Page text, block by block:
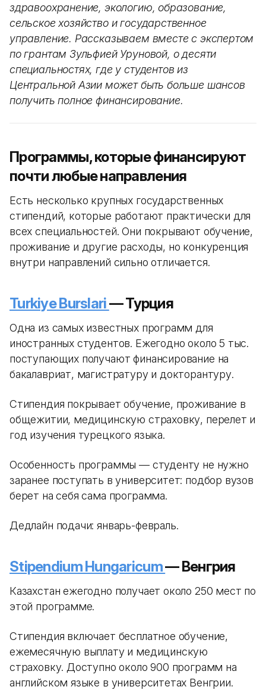
здравоохранение, экологию, образование,
сельское хозяйство и государственное
управление. Рассказываем вместе с экспертом
по грантам Зульфией Уруновой, о десяти
специальностях, где у студентов из
Центральной Азии может быть больше шансов
получить полное финансирование.
Программы, которые финансируют
почти любые направления
Есть несколько крупных государственных
стипендий, которые работают практически для
всех специальностей. Они покрывают обучение,
проживание и другие расходы, но конкуренция
внутри направлений сильно отличается.
Turkiye Burslari— Турция
Одна из самых известных программ для
иностранных студентов. Ежегодно около 5 тыс.
поступающих получают финансирование на
бакалавриат, магистратуру и докторантуру.
Стипендия покрывает обучение, проживание в
общежитии, медицинскую страховку, перелет и
год изучения турецкого языка.
Особенность программы — студенту не нужно
заранее поступать в университет: подбор вузов
берет на себя сама программа.
Дедлайн подачи: январь-февраль.
Stipendium Hungaricum— Венгрия
Казахстан ежегодно получает около 250 мест по
этой программе.
Стипендия включает бесплатное обучение,
ежемесячную выплату и медицинскую
страховку. Доступно около 900 программ на
английском языке в университетах Венгрии.